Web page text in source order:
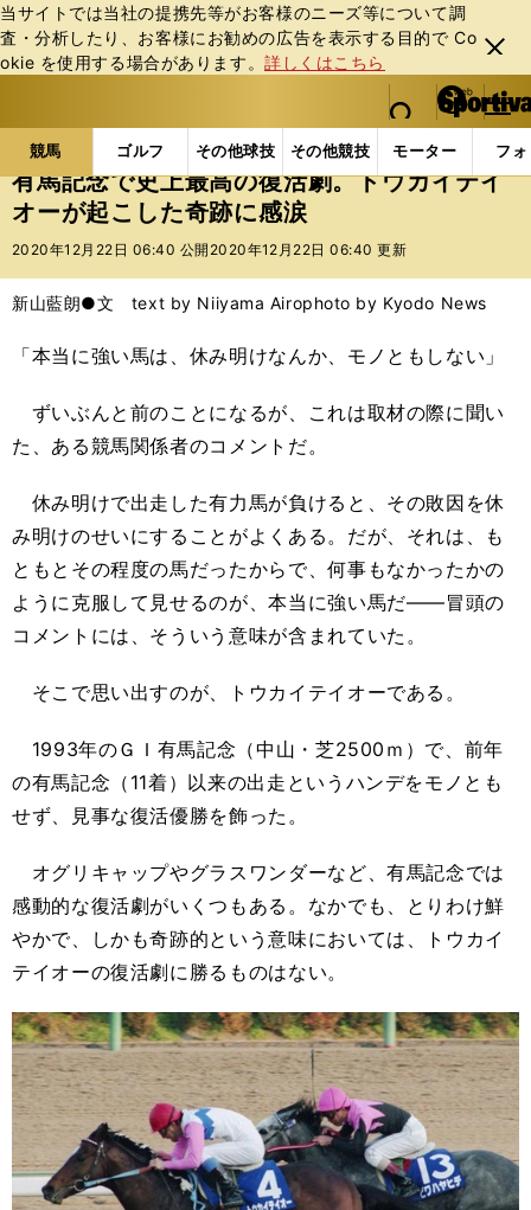
当サイトでは当社の提携先等がお客様のニーズ等について調
査・分析したり、お客様にお勧めの広告を表⽰する⽬的で Co
okie を使⽤する場合があります。詳しくはこちら
閉じ
る
web Sportiva (webスポルティーバ)
検索
マイペ
ー
ジ
メニュ
競馬 ゴルフ その他球技 その他競技 モーター フ
b
ス
ポ
ル
バ
競馬の記事一覧 競馬 有馬記念で史上最高の復活劇
有馬記念で史上最高の復活劇。トウカイテイ
オーが起こした奇跡に感涙
2020年12月22日 06:40 公開 2020年12月22日 06:40 更新
新山藍朗●文 text by Niiyama Airophoto by Kyodo News
「本当に強い馬は、休み明けなんか、モノともしない」
ずいぶんと前のことになるが、これは取材の際に聞い
た、ある競馬関係者のコメントだ。
休み明けで出走した有力馬が負けると、その敗因を休
み明けのせいにすることがよくある。だが、それは、も
ともとその程度の馬だったからで、何事もなかったかの
ように克服して見せるのが、本当に強い馬だ――冒頭の
コメントには、そういう意味が含まれていた。
そこで思い出すのが、トウカイテイオーである。
1993年のＧＩ有馬記念（中山・芝2500ｍ）で、前年
の有馬記念（11着）以来の出走というハンデをモノとも
せず、見事な復活優勝を飾った。
オグリキャップやグラスワンダーなど、有馬記念では
感動的な復活劇がいくつもある。なかでも、とりわけ鮮
やかで、しかも奇跡的という意味においては、トウカイ
テイオーの復活劇に勝るものはない。